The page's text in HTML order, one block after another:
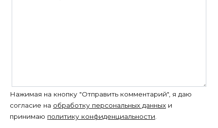
Нажимая на кнопку "Отправить комментарий", я даю
согласие на обработку персональных данных и
принимаю политику конфиденциальности.